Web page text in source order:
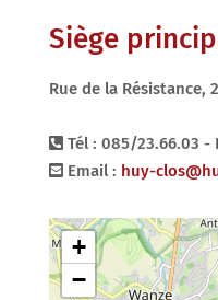
Siège
Rue de la Résistance,
Tél : 085/23.66.03 -
Email : huy-
+
−